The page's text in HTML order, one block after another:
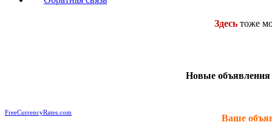
FreeCurrencyRates.com
Здесь тоже
Новые объявления
Ваше